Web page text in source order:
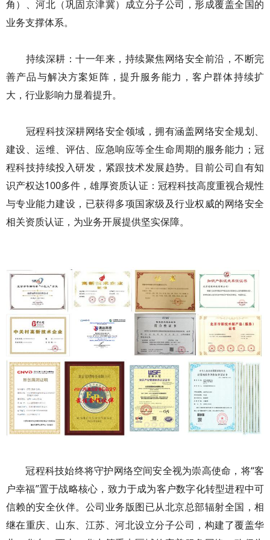
角）、河北（巩固京津冀）成立分子公司，形成覆盖全国的
业务支撑体系。
持续深耕：十一年来，持续聚焦网络安全前沿，不断完
善产品与解决方案矩阵，提升服务能力，客户群体持续扩
大，行业影响力显着提升。
冠程科技深耕网络安全领域，拥有涵盖网络安全规划、
建设、运维、评估、应急响应等全生命周期的服务能力；冠
程科技持续投入研发，紧跟技术发展趋势。目前公司自有知
识产权达100多件，雄厚资质认证：冠程科技高度重视合规性
与专业能力建设，已获得多项国家级及行业权威的网络安全
相关资质认证，为业务开展提供坚实保障。
冠程科技始终将守护网络空间安全视为崇高使命，将“客
户幸福”置于战略核心，致力于成为客户数字化转型进程中可
信赖的安全伙伴。公司业务版图已从北京总部辐射全国，相
继在重庆、山东、江苏、河北设立分子公司，构建了覆盖华